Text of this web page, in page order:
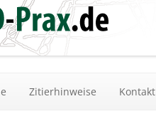
Zitierhinweise Kontakt